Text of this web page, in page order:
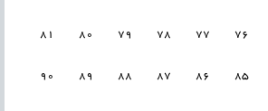
76
77
78
79
80
81
85
86
87
88
89
90